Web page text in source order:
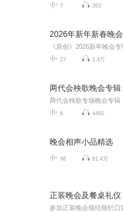
7 353
2026年新年新春晚会
27 1.4万
两代会秧歌晚会专辑
两代会秧歌专场晚会专辑
6 4460
晚会相声小品精选
98 81.4万
正装晚会及餐桌礼仪